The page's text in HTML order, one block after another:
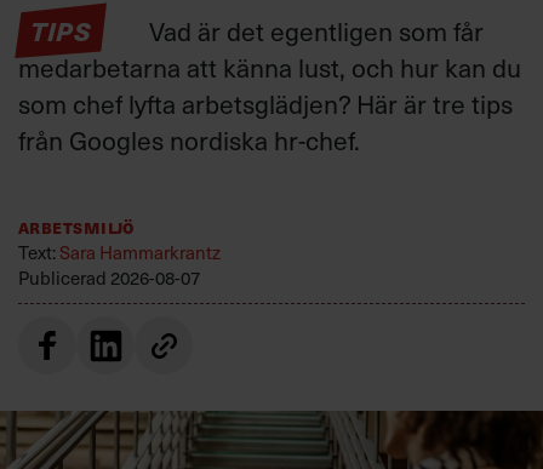
TIPS
Vad är det egentligen som får
medarbetarna att känna lust, och hur kan du
som chef lyfta arbetsglädjen? Här är tre tips
från Googles nordiska hr-chef.
Arbetsmiljö
Text:Sara Hammarkrantz
Publicerad 2026-08-07